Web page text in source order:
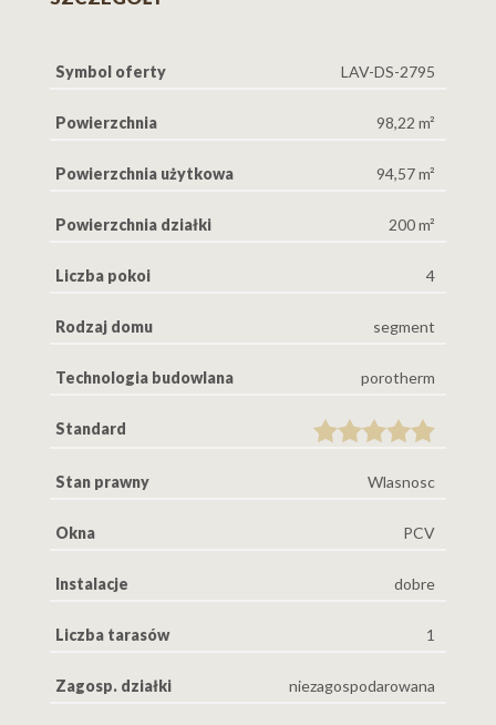
Symbol oferty LAV-DS-2795
Powierzchnia 98,22 m²
Powierzchnia użytkowa 94,57 m²
Powierzchnia działki 200 m²
Liczba pokoi 4
Rodzaj domu segment
Technologia budowlana porotherm
Standard
Stan prawny Wlasnosc
Okna PCV
Instalacje dobre
Liczba tarasów 1
Zagosp. działki niezagospodarowana